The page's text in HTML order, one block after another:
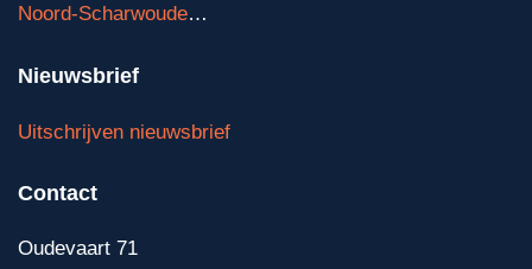
Noord-Scharwoude…
Nieuwsbrief
Uitschrijven nieuwsbrief
Contact
Oudevaart 71